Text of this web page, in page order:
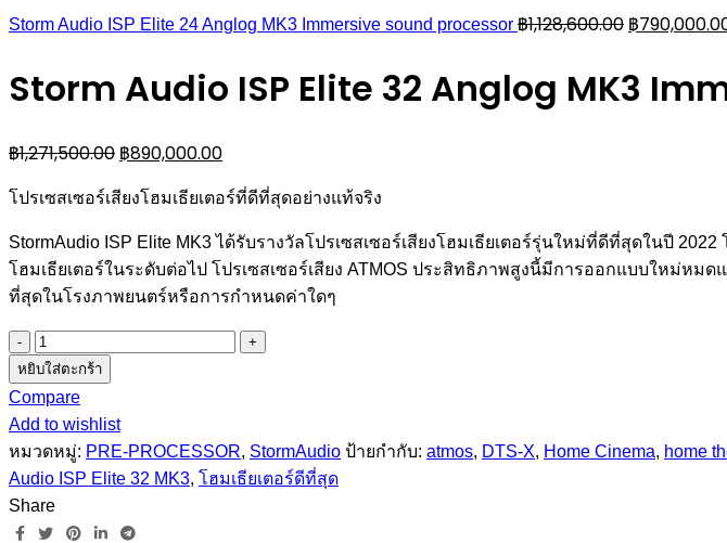
Storm Audio ISP Elite 24 Anglog MK3 Immersive sound processor ฿1,128,600.00 ฿
Storm Audio ISP Elite 32 Anglog MK3
฿1,271,500.00 ฿890,000.00
โปรเซสเซอร์เสียงโฮมเธียเตอร์ที่ดีที่สุดอย่างแท้จริง
StormAudio ISP Elite MK3 ได้รับรางวัลโปรเซสเซอร์เสียงโฮมเธียเตอร์รุ่นใหม่ที่ดีที่สุดในปี
โฮมเธียเตอร์ในระดับต่อไป โปรเซสเซอร์เสียง ATMOS ประสิทธิภาพสูงนี้มีการออกแบบใหม่ห
ที่สุดในโรงภาพยนตร์หรือการกำหนดค่าใดๆ
จำนวน
Storm
Audio
ISP
Elite
32
Anglog
MK3
หยิบใส่ตะกร้า
Compare
Add to wishlist
หมวดหมู่: PRE-PROCESSOR, StormAudio ป้ายกำกับ: atmos, DTS-X, Home Cinema, home
Audio ISP Elite 32 MK3, โฮมเธียเตอร์ดีที่สุด
Share